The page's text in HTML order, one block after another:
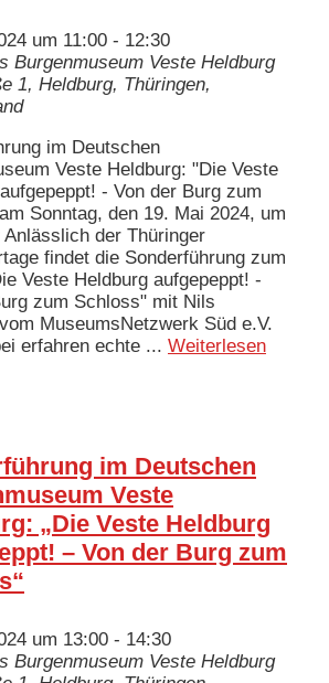
um 11:00 - 12:30
Burgenmuseum Veste Heldburg
1, Heldburg, Thüringen,
im Deutschen
Veste Heldburg: "Die Veste
- Von der Burg zum
Sonntag, den 19. Mai 2024, um
Anlässlich der Thüringer
findet die Sonderführung zum
Veste Heldburg aufgepeppt! -
zum Schloss" mit Nils
MuseumsNetzwerk Süd e.V.
erfahren echte ... Weiterlesen
im Deutschen
Veste
„Die Veste Heldburg
– Von der Burg zum
um 13:00 - 14:30
Burgenmuseum Veste Heldburg